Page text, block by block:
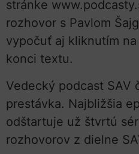
stránke
rozhovor s Pavlom
vypočuť aj kliknutím
konci textu.
Vedecký podcast SAV
prestávka. Najbližšia
odštartuje už štvrtú
rozhovorov z dielne